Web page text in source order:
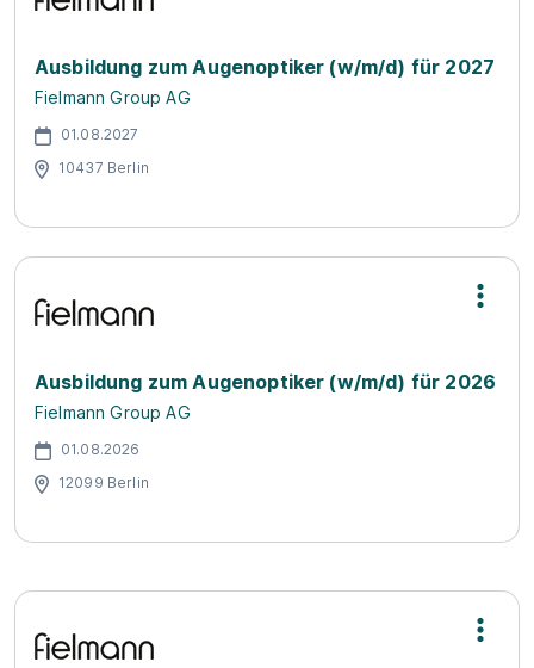
Ausbildung zum Augenoptiker (w/m/d) für 2027
Fielmann Group AG
01.08.2027
10437 Berlin
Ausbildung zum Augenoptiker (w/m/d) für 2026
Fielmann Group AG
01.08.2026
12099 Berlin